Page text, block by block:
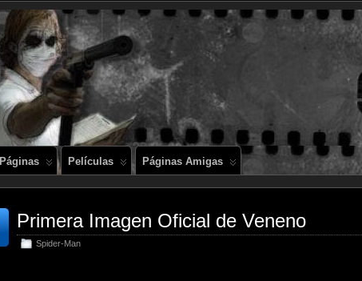
Páginas Películas Páginas Amigas
Primera Imagen Oficial de Veneno
Spider-Man